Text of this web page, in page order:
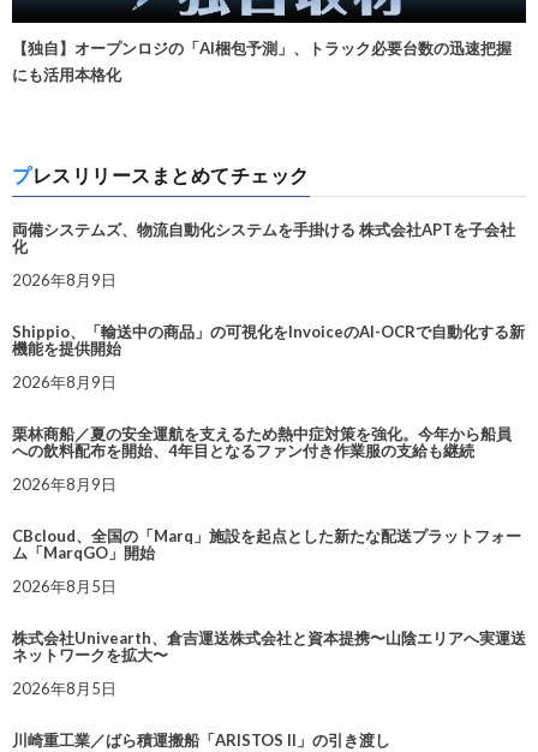
【独自】オープンロジの「AI梱包予測」、トラック必要台数の迅速把握
にも活用本格化
プレスリリースまとめてチェック
両備システムズ、物流自動化システムを手掛ける 株式会社APTを子会社
化
2026年8月9日
Shippio、「輸送中の商品」の可視化をInvoiceのAI-OCRで自動化する新
機能を提供開始
2026年8月9日
栗林商船／夏の安全運航を支えるため熱中症対策を強化。今年から船員
への飲料配布を開始、4年目となるファン付き作業服の支給も継続
2026年8月9日
CBcloud、全国の「Marq」施設を起点とした新たな配送プラットフォー
ム「MarqGO」開始
2026年8月5日
株式会社Univearth、倉吉運送株式会社と資本提携〜山陰エリアへ実運送
ネットワークを拡大〜
2026年8月5日
川崎重工業／ばら積運搬船「ARISTOS II」の引き渡し